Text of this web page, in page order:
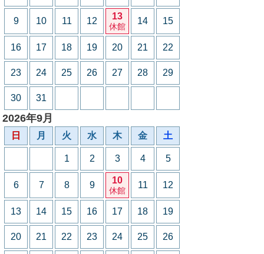
9 10 11 12 13
休館
14 15
16 17 18 19 20 21 22
23 24 25 26 27 28 29
30 31
2026年9月
日 月 火 水 木 金 土
1 2 3 4 5
6 7 8 9 10
休館
11 12
13 14 15 16 17 18 19
20 21 22 23 24 25 26